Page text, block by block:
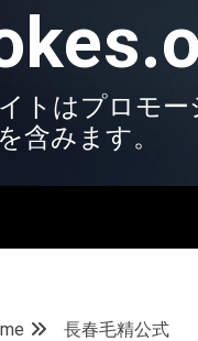
トはプロモー
を含みます。
長春毛精公式